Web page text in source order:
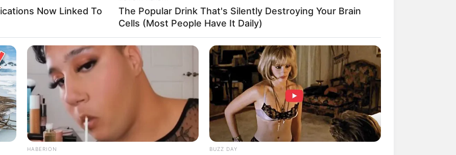
Fail! 10 Potret Makanan Gagal
Dimasak yang Bikin Kamu
Nggak Selera
Now Linked To
The Popular Drink That's Silently Destroying Your Brain
Cells (Most People Have It Daily)
HABERION BUZZ DAY